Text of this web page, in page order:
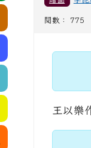
閱數： 775
王以樂